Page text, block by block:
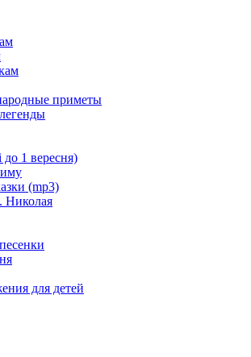
приметы
до 1 вересня)
(mp3)
Николая
для детей